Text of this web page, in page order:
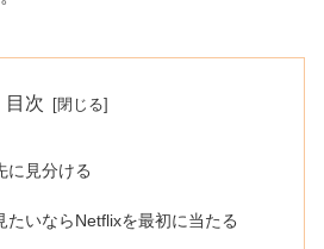
目次
に見分ける
たいならNetflixを最初に当たる